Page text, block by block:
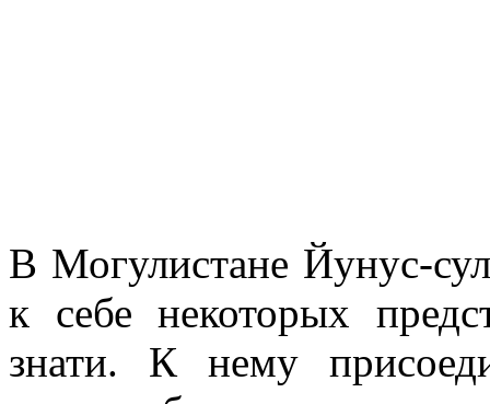
В Могулистане Йунус-
к себе некоторых
знати. К нему